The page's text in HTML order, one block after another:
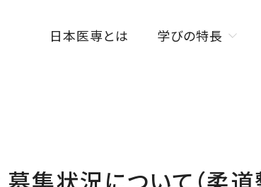
日本医専とは 学びの特長